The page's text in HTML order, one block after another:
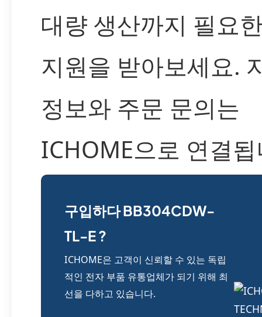
대량 생산까지 필요
지원을 받아보세요.
정보와 주문 문의는
ICHOME으로 연결
구입하다 BB304CDW-
TL-E ?
ICHOME은 고객이 신뢰할 수 있는 독립
적인 전자 부품 유통업체가 되기 위해 최
선을 다하고 있습니다.